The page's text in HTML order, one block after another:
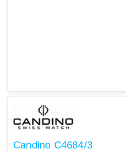
Candino C4684/3